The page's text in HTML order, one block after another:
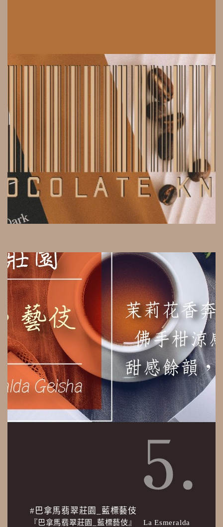
#巴拿馬翡翠莊園_藍標藝伎
『巴拿馬翡翠莊園_藍標藝伎』 La Esmeralda